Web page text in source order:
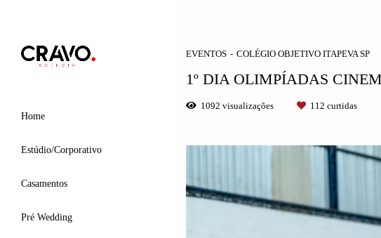
Home
Estúdio/Corporativo
Casamentos
Pré Wedding
EVENTOS COLÉGIO OBJETIVO ITAPEVA SP
1º DIA OLIMPÍADAS
1092 visualizações 112 curtidas